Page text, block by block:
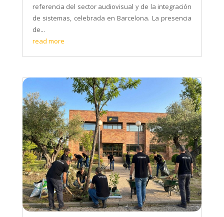
referencia del sector audiovisual y de la integración
de sistemas, celebrada en Barcelona. La presencia
de...
read more